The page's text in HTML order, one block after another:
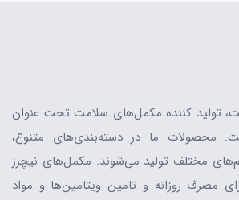
تولید کننده مکمل‌های سلامت تحت عنوان
محصولات ما در دسته‌بندی‌های متنوع،
مختلف تولید می‌شوند. مکمل‌های نیچرز
مصرف روزانه و تامین ویتامین‌ها و مواد